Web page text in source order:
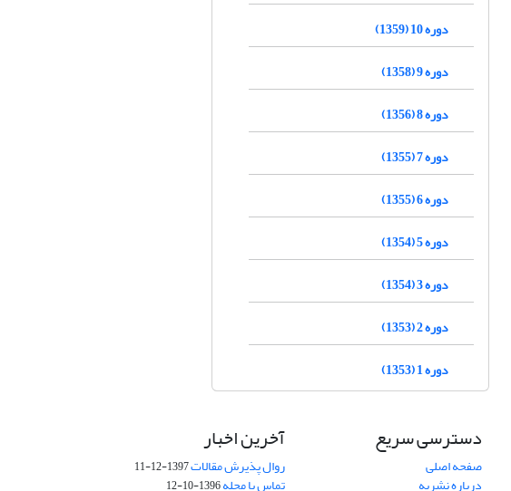
دوره 10 (1359)
دوره 9 (1358)
دوره 8 (1356)
دوره 7 (1355)
دوره 6 (1355)
دوره 5 (1354)
دوره 3 (1354)
دوره 2 (1353)
دوره 1 (1353)
دسترسی سریع
صفحه اصلی
درباره نشریه
آخرین اخبار
روال پذیرش مقالات1397-12-11
تماس با مجله1396-10-12